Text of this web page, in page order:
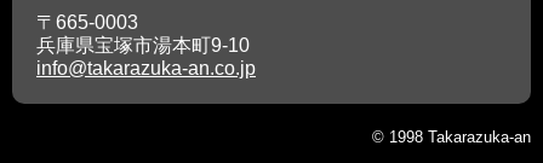
〒665-0003
兵庫県宝塚市湯本町9-10
info@takarazuka-an.co.jp
© 1998 Takarazuka-an